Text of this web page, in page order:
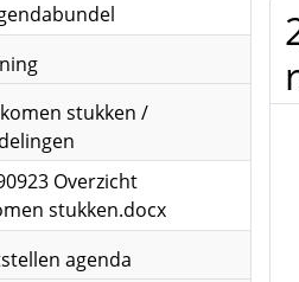
stukken /
Overzicht
stukken.docx
agenda